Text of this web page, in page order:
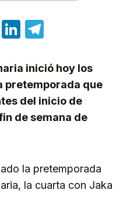
CopyLinkedIn
inició hoy los
pretemporada que
del inicio de
de semana de
la pretemporada
la cuarta con Jaka